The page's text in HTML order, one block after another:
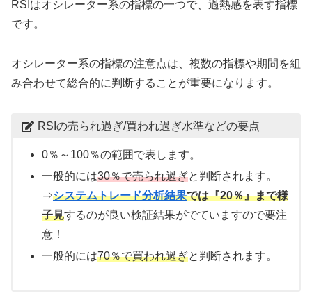
RSIはオシレーター系の指標の一つで、過熱感を表す指標
です。
オシレーター系の指標の注意点は、複数の指標や期間を組
み合わせて総合的に判断することが重要になります。
RSIの売られ過ぎ/買われ過ぎ水準などの要点
0％～100％の範囲で表します。
一般的には30％で売られ過ぎと判断されます。
⇒システムトレード分析結果では『20％』まで様
子見するのが良い検証結果がでていますので要注
意！
一般的には70％で買われ過ぎと判断されます。